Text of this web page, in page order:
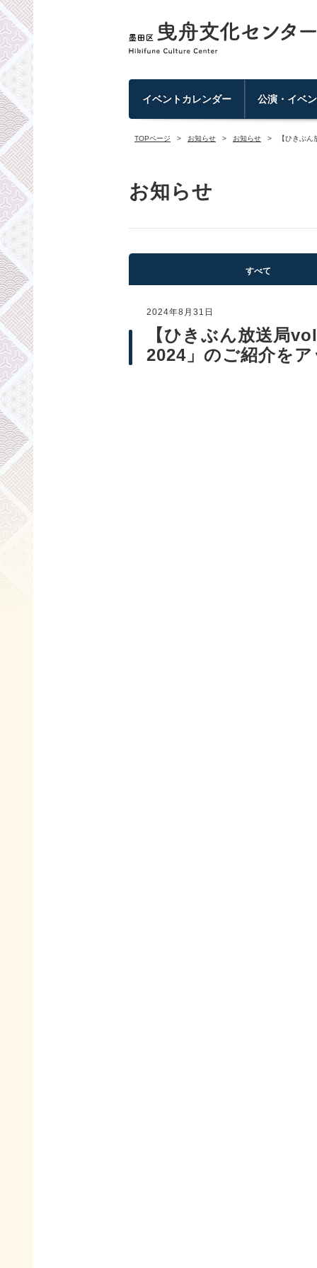
イベントカレンダー 公演・イベ
TOPページ お知らせ お知らせ 【ひきぶ
お知らせ
すべて
2024年8月31日
【ひきぶん放送局
2024」のご紹介を